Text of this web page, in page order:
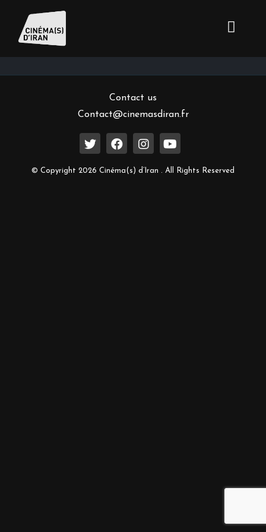
Inscrivez-vous à notre newsletter
Contact us
Contact@cinemasdiran.fr
© Copyright 2026 Cinéma(s) d’Iran . All Rights Reserved